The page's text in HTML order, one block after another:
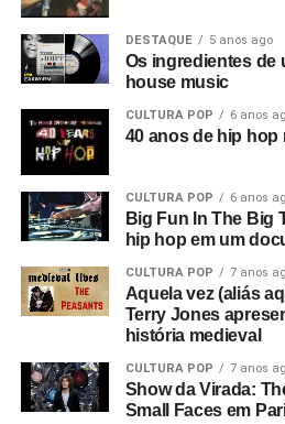
Então o filme passa de “O
Aurora” para o tema nazista.
Adolf Hitler misturados com
campos de trabalho forçado em
deu a Tony Wilson, curiosamente
era apresentador de talk shows na
como: “Eles serão obrigados a
trabalharam antes”, e isso leva a
anúncios e cenas de ruas do
é o consumismo – o novo
algo local, mas dava a sensação
estava acontecendo e que se
Então você tem essa coisa de lei
DESTAQUE 5 anos ago
Os ingredientes de
house music
CULTURA POP 6 anos
40 anos de hip hop
CULTURA POP 6 anos
Big Fun In The Big
hip hop em um
CULTURA POP 7 anos
Aquela vez (aliás
Terry Jones
história medieval
CULTURA POP 7 anos
Show da Virada:
Small Faces em